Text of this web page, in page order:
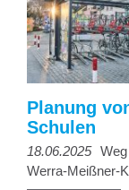
Planung
Schulen
18.06.2025
Werra-Meißner-